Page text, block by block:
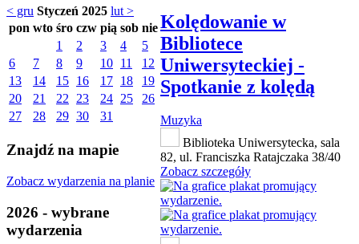
< gru Styczeń 2025 lut >
pon wto śro czw pią sob nie
1
2 3 4
5
6
7 8 9 10 11
12
13
14 15 16 17 18
19
20
21 22 23 24 25
26
27
28 29 30 31
Znajdź na mapie
Zobacz wydarzenia na planie
2026 - wybrane
wydarzenia
Kolędowanie w
Bibliotece
Uniwersyteckiej -
Spotkanie z kolędą
Muzyka
Biblioteka Uniwersytecka, sala
82, ul. Franciszka Ratajczaka 38/40
Zobacz szczegóły